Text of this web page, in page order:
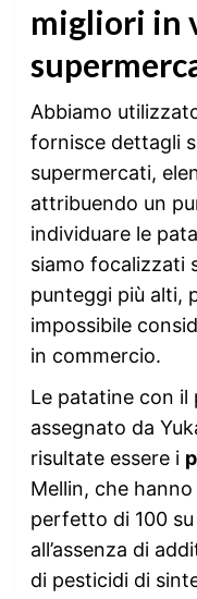
migliori in
Abbiamo
fornisce dettagli
supermercati,
attribuendo un
individuare le
siamo focalizzati
punteggi più alti,
impossibile
in commercio.
Le patatine con il
assegnato da
risultate essere i
Mellin, che
perfetto di 100
all’assenza di
di pesticidi di